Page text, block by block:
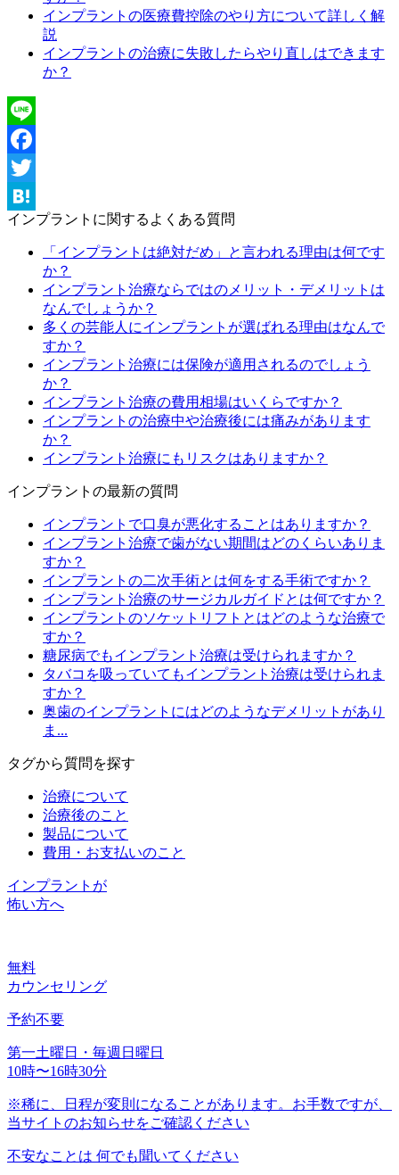
インプラントの医療費控除のやり方について詳しく解
説
インプラントの治療に失敗したらやり直しはできます
か？
Line
Facebook
Twitter
Hatena
インプラントに関するよくある質問
「インプラントは絶対だめ」と言われる理由は何です
か？
インプラント治療ならではのメリット・デメリットは
なんでしょうか？
多くの芸能人にインプラントが選ばれる理由はなんで
すか？
インプラント治療には保険が適用されるのでしょう
か？
インプラント治療の費用相場はいくらですか？
インプラントの治療中や治療後には痛みがあります
か？
インプラント治療にもリスクはありますか？
インプラントの最新の質問
インプラントで口臭が悪化することはありますか？
インプラント治療で歯がない期間はどのくらいありま
すか？
インプラントの二次手術とは何をする手術ですか？
インプラント治療のサージカルガイドとは何ですか？
インプラントのソケットリフトとはどのような治療で
すか？
糖尿病でもインプラント治療は受けられますか？
タバコを吸っていてもインプラント治療は受けられま
すか？
奥歯のインプラントにはどのようなデメリットがあり
ま...
タグから質問を探す
治療について
治療後のこと
製品について
費用・お支払いのこと
インプラントが
怖い方へ
無料
カウンセリング
予約不要
第一土曜日・毎週日曜日
10時〜16時30分
※稀に、日程が変則になることがあります。お手数ですが、
当サイトのお知らせをご確認ください
不安なことは 何でも聞いてください